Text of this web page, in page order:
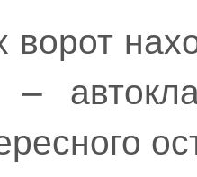
ворот